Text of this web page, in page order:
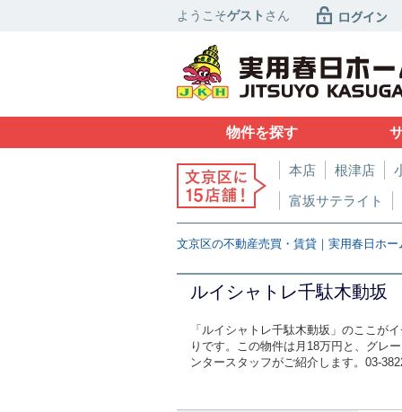
ようこそゲスト さん
物件を探す
本店 根津店
富坂サテライト
文京区の不動産売買・賃貸｜実用春日ホー
ルイシャトレ千駄木動坂
「ルイシャトレ千駄木動坂」のここが
りです。この物件は月18万円と、グレ
ンタースタッフがご紹介します。03-